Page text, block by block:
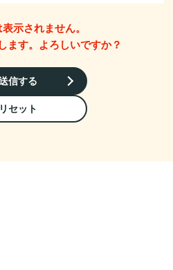
示されません。
ます。よろしいですか？